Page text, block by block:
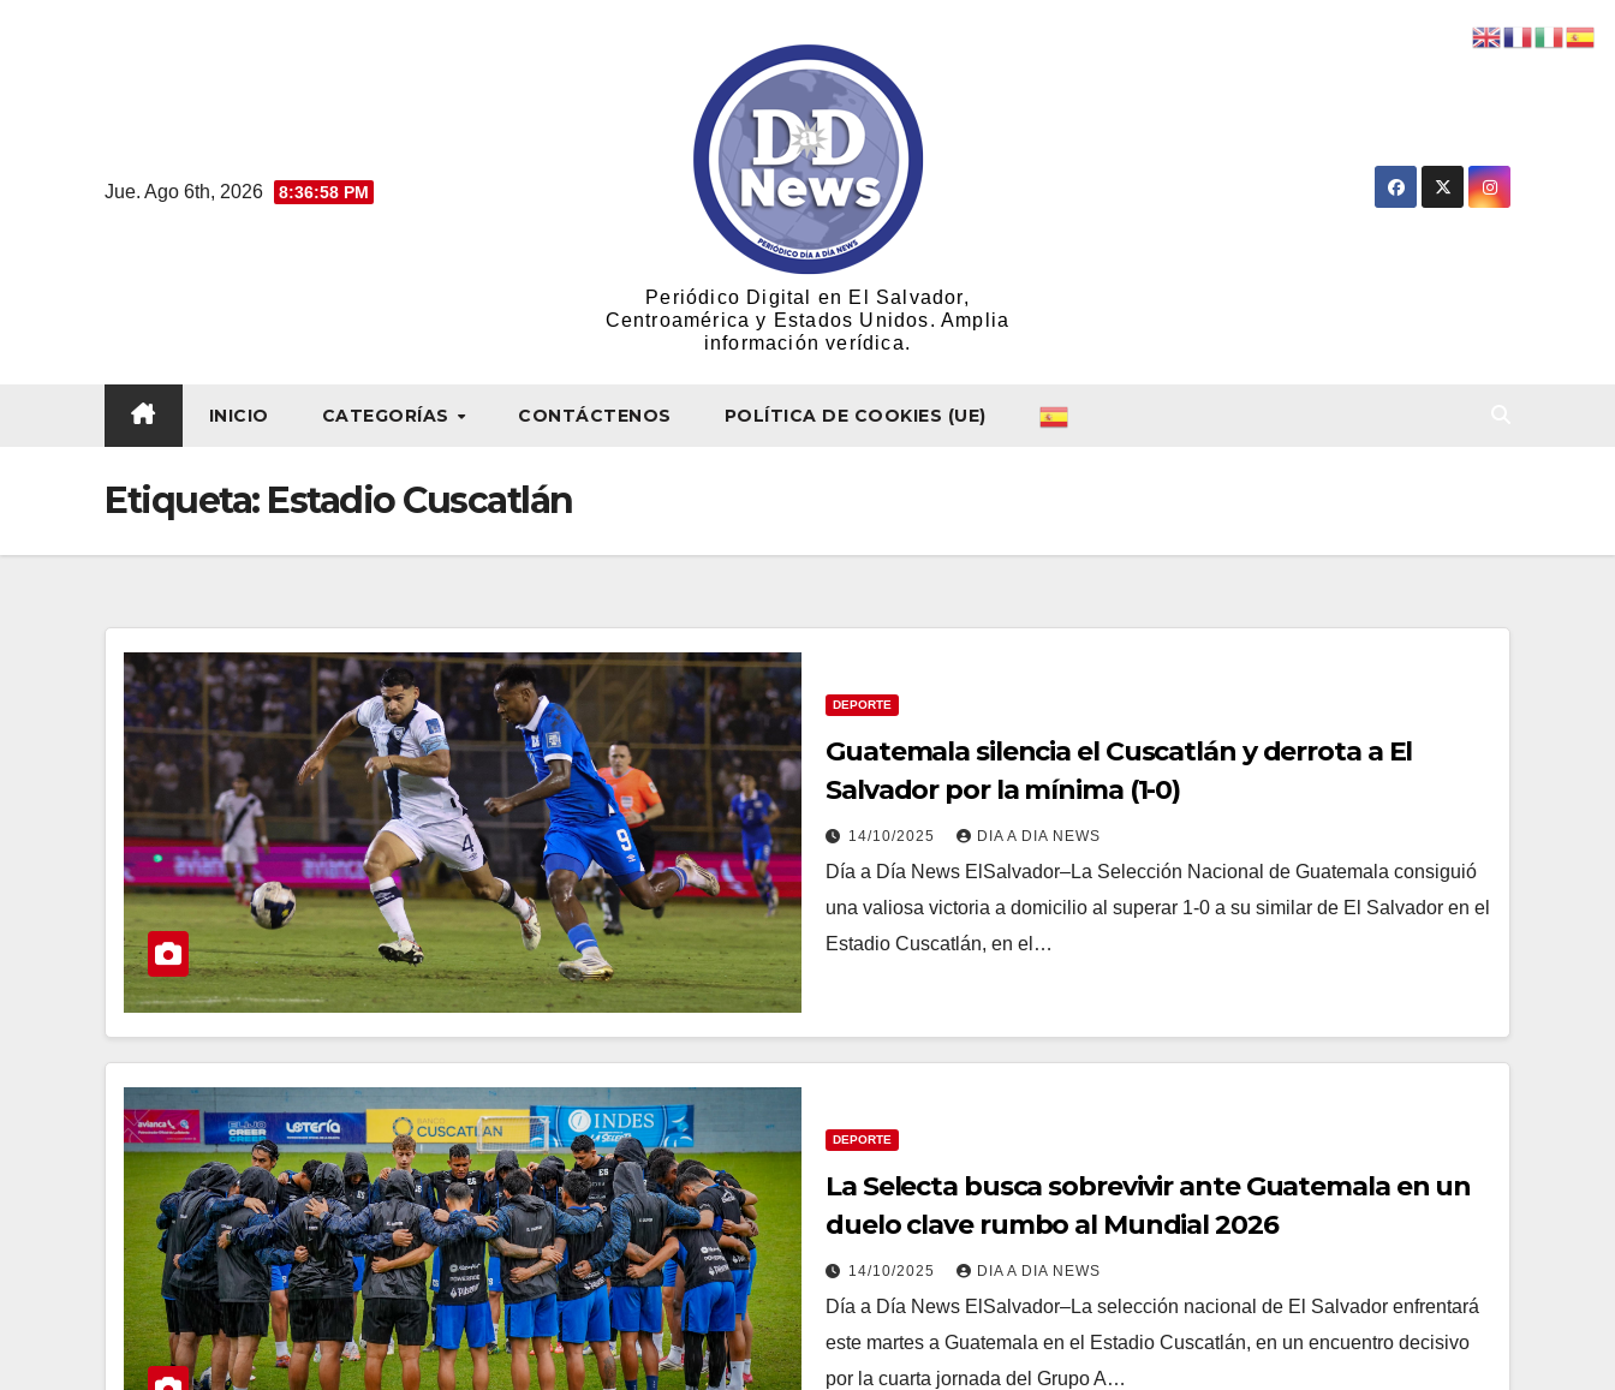
Jue. Ago 6th, 2026 8:36:59 PM
Periódico Digital en El Salvador,
Centroamérica y Estados Unidos. Amplia
información verídica.
INICIO CATEGORÍAS CONTÁCTENOS POLÍTICA DE COOKIES (UE)
Etiqueta: Estadio Cuscatlán
DEPORTE
Guatemala silencia el Cuscatlán y derrota a El
Salvador por la mínima (1-0)
14/10/2025 DIA A DIA NEWS
Día a Día News ElSalvador–La Selección Nacional de Guatemala consiguió
una valiosa victoria a domicilio al superar 1-0 a su similar de El Salvador en el
Estadio Cuscatlán, en el…
DEPORTE
La Selecta busca sobrevivir ante Guatemala en un
duelo clave rumbo al Mundial 2026
14/10/2025 DIA A DIA NEWS
Día a Día News ElSalvador–La selección nacional de El Salvador enfrentará
este martes a Guatemala en el Estadio Cuscatlán, en un encuentro decisivo
por la cuarta jornada del Grupo A…